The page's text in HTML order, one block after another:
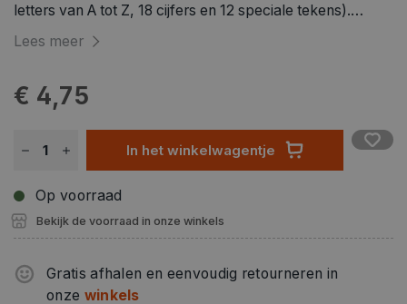
letters van A tot Z, 18 cijfers en 12 speciale tekens).
Rubberen stempels met cijfers en letters in hard plastic.
gebruik af in water. Vergeet niet de letters en cijfers in de
Lees meer
€ 4,75
In het winkelwagentje
Op voorraad
Bekijk de voorraad in onze winkels
Gratis afhalen en eenvoudig retourneren in
onze winkels